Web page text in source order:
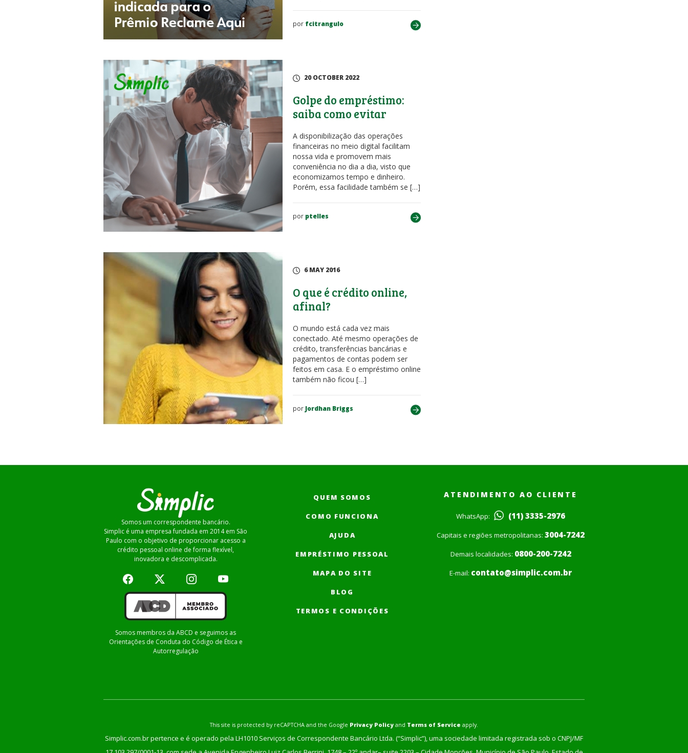
por fcitrangulo
20 OCTOBER 2022
Golpe do empréstimo:
saiba como evitar
A disponibilização das operações
financeiras no meio digital facilitam
nossa vida e promovem mais
conveniência no dia a dia, visto que
economizamos tempo e dinheiro.
Porém, essa facilidade também se […]
por ptelles
6 MAY 2016
O que é crédito online,
afinal?
O mundo está cada vez mais
conectado. Até mesmo operações de
crédito, transferências bancárias e
pagamentos de contas podem ser
feitos em casa. E o empréstimo online
também não ficou […]
por Jordhan Briggs
Somos um correspondente bancário.
Simplic é uma empresa fundada em 2014 em São
Paulo com o objetivo de proporcionar acesso a
crédito pessoal online de forma flexível,
inovadora e descomplicada.
Somos membros da ABCD e seguimos as
Orientações de Conduta do Código de Ética e
Autorregulação
QUEM SOMOS
COMO FUNCIONA
AJUDA
EMPRÉSTIMO PESSOAL
MAPA DO SITE
BLOG
TERMOS E CONDIÇÕES
ATENDIMENTO AO CLIENTE
WhatsApp: (11) 3335-2976
Capitais e regiões metropolitanas: 3004-7242
Demais localidades: 0800-200-7242
E-mail: contato@simplic.com.br
This site is protected by reCAPTCHA and the Google Privacy Policy and Terms of Service apply.
Simplic.com.br pertence e é operado pela LH1010 Serviços de Correspondente Bancário Ltda. (“Simplic”), uma sociedade limitada registrada sob o CNPJ/MF